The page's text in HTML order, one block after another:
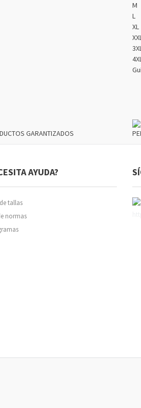
M
L
XL
GARANTIZADOS
AYUDA?
tallas
normas